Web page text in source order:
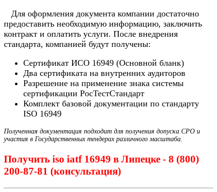
Для оформления документа компании достаточно
предоставить необходимую информацию, заключить
контракт и оплатить услуги. После внедрения
стандарта, компанией будут получены:
Сертификат ИСО 16949 (Основной бланк)
Два сертификата на внутренних аудиторов
Разрешение на применение знака системы
сертификации РосТестСтандарт
Комплект базовой документации по стандарту
ISO 16949
Полученная документация подходит для получения допуска СРО и
участия в Государственных тендерах различного масштаба.
Получить iso iatf 16949 в Липецке - 8 (800)
200-87-81 (консультация)